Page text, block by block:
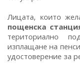
Лицата, които
пощенска
териториално
изплащане на
удостоверение за